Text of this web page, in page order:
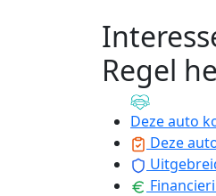
Regel
Deze auto
Deze